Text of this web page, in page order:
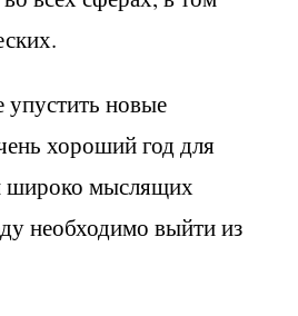
новые
хороший год для
широко мыслящих
необходимо выйти из